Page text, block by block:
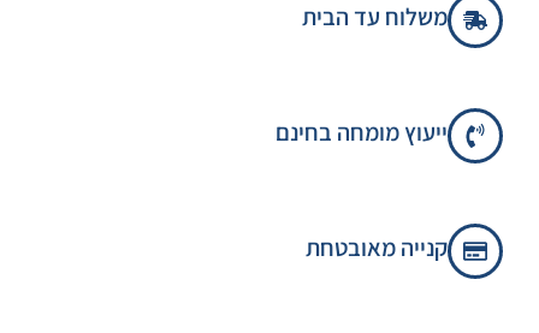
משלוח עד הבית
ייעוץ מומחה בחינם
קנייה מאובטחת